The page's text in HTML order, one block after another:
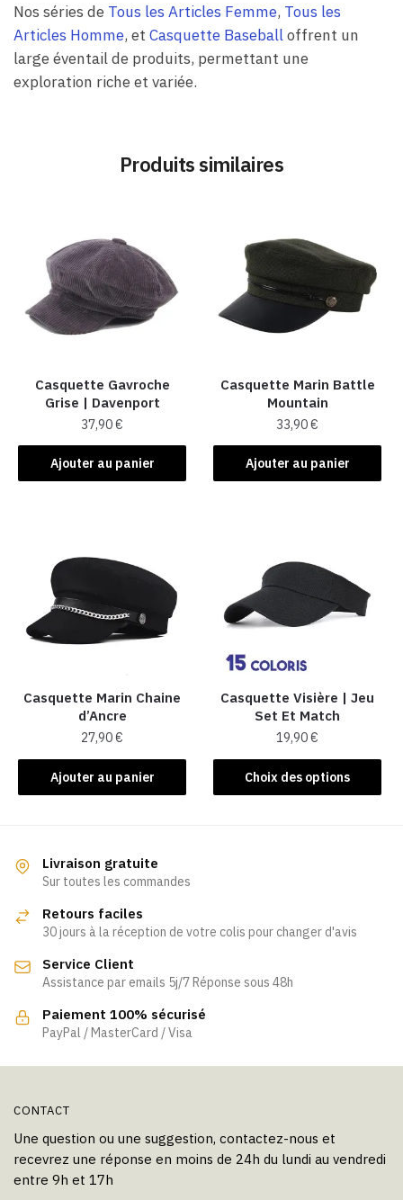
Nos séries de Tous les Articles Femme, Tous les
Articles Homme, et Casquette Baseballoffrent un
large éventail de produits, permettant une
exploration riche et variée.
Produits similaires
Casquette Gavroche
Grise | Davenport
37,90€
Ajouter au panier
Casquette Marin Battle
Mountain
33,90€
Ajouter au panier
Casquette Marin Chaine
d’Ancre
27,90€
Ajouter au panier
Casquette Visière | Jeu
Set Et Match
19,90€
Choix des options
Ce
produit
peuvent
être
Livraison gratuite
Sur toutes les commandes
Retours faciles
30 jours à la réception de votre colis pour changer d'avis
Service Client
Assistance par emails 5j/7 Réponse sous 48h
Paiement 100% sécurisé
PayPal / MasterCard / Visa
CONTACT
Une question ou une suggestion, contactez-nous et
recevrez une réponse en moins de 24h du lundi au vendredi
entre 9h et 17h